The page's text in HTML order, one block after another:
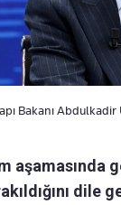
Bakanı
aşamasında
dile